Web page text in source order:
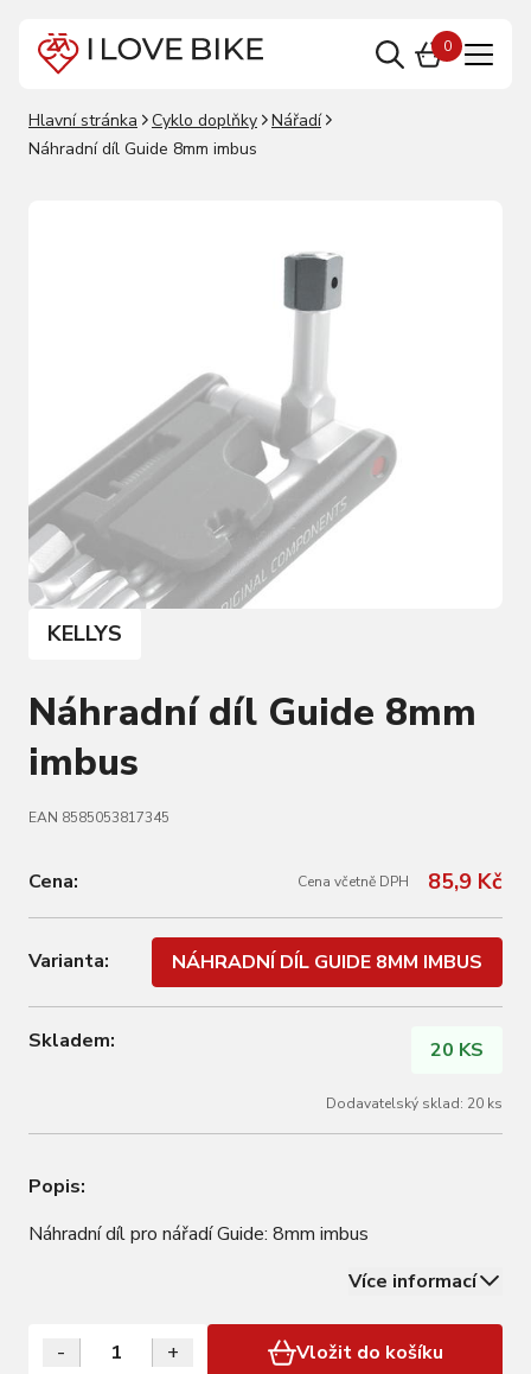
0
Hlavní stránka Cyklo doplňky
Nářadí
Náhradní díl Guide 8mm imbus
KELLYS
Náhradní díl Guide 8mm
imbus
EAN 8585053817345
Cena: Cena včetně DPH 85,9 Kč
Varianta: NÁHRADNÍ DÍL GUIDE 8MM IMBUS
Skladem: 20 KS
Dodavatelský sklad: 20 ks
Popis:
Náhradní díl pro nářadí Guide: 8mm imbus
Více informací
- + Vložit do košíku